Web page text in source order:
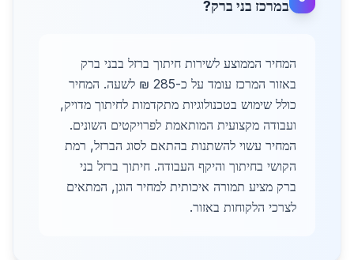
במרכז בני ברק?
המחיר הממוצע לשירות חיתוך ברזל בבני ברק
באזור המרכז עומד על כ-285 ₪ לשעה. המחיר
כולל שימוש בטכנולוגיות מתקדמות לחיתוך מדויק,
ועבודה מקצועית המותאמת לפרויקטים השונים.
המחיר עשוי להשתנות בהתאם לסוג הברזל, רמת
הקושי בחיתוך והיקף העבודה. חיתוך ברזל בני
ברק מציע תמורה איכותית למחיר הוגן, המתאים
לצרכי הלקוחות באזור.